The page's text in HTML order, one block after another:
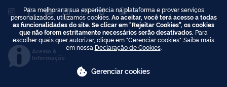
Acesso à
Informação
Para melhorar a sua experiência na plataforma e prover serviços
personalizados, utilizamos cookies. Ao aceitar, você terá acesso a todas
as funcionalidades do site. Se clicar em "Rejeitar Cookies", os cookies
que não forem estritamente necessários serão desativados. Para
escolher quais quer autorizar, clique em "Gerenciar cookies". Saiba mais
em nossa Declaração de Cookies.
Gerenciar cookies